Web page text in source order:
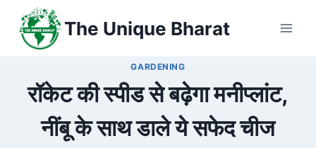
content
The Unique Bharat
GARDENING
रॉकेट की स्पीड से बढ़ेगा मनीप्लांट,
नींबू के साथ डाले ये सफेद चीज